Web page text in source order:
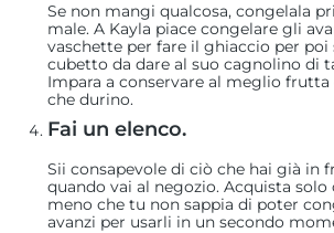
Se non mangi qualcosa, congelala
male. A Kayla piace congelare gli
vaschette per fare il ghiaccio per poi
cubetto da dare al suo cagnolino di
Impara a conservare al meglio
che durino.
Fai un elenco.
Sii consapevole di ciò che hai già in
quando vai al negozio. Acquista solo
meno che tu non sappia di poter
avanzi per usarli in un secondo